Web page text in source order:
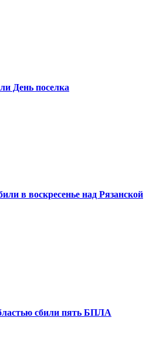
День поселка
в воскресенье над Рязанской
сбили пять БПЛА